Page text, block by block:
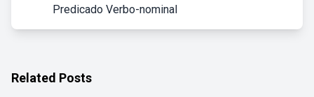
Predicado Verbo-nominal
Related Posts